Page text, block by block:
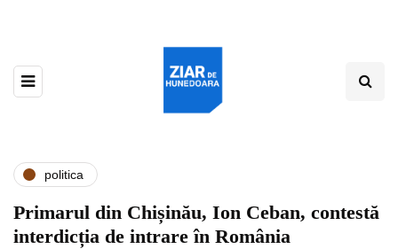
politica
Primarul din Chișinău, Ion Ceban, contestă
interdicția de intrare în România